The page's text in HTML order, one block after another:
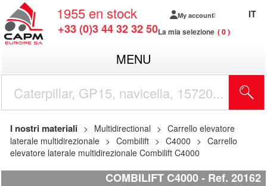
1955 en stock
+33 (0)3 44 32 32 50
My account
La mia selezione 0
IT
MENU
I nostri materiali Multidirectional
Carrello elevatore
laterale multidirezionale
Combilift C4000
Carrello
elevatore laterale multidirezionale Combilift C4000
COMBILIFT C4000 Ref. 20162